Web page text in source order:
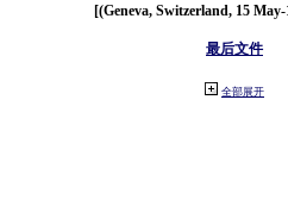
[(Geneva, Switzerland, 15
最后文件
全部展开